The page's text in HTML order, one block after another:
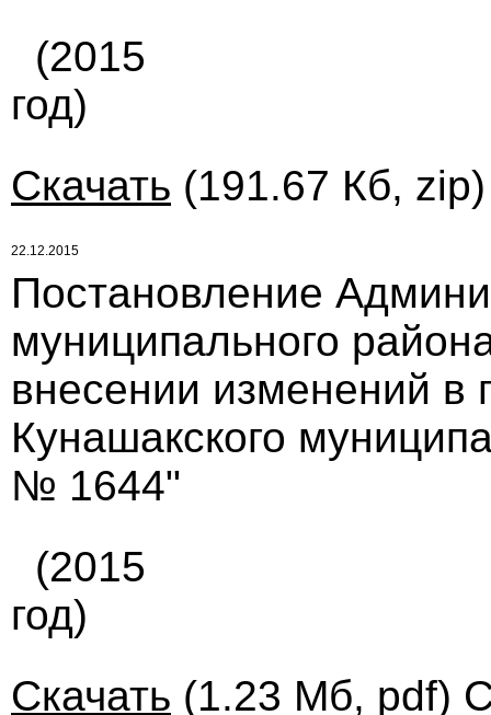
(2015
год)
Скачать (191.67 Кб,
22.12.2015
Постановление
муниципального
внесении изменений в
Кунашакского
№ 1644"
(2015
год)
Скачать (1.23 Мб, pdf)